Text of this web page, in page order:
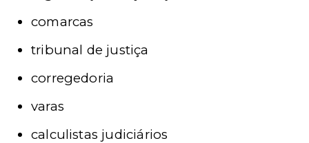
comarcas
tribunal de justiça
corregedoria
varas
calculistas judiciários